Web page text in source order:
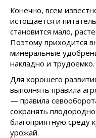
Конечно, всем
истощается и
становится мало,
Поэтому приходится
минеральные
накладно и трудоемко.
Для хорошего
выполнять правила
— правила
сохранять
благоприятную среду
урожай.